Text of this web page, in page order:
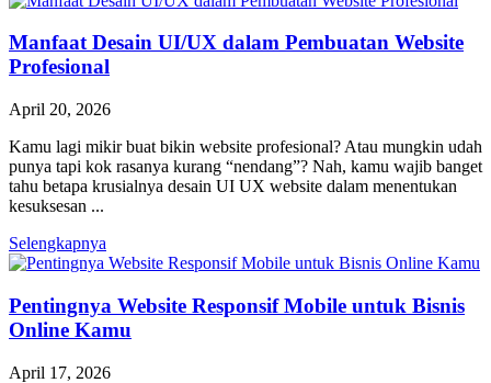
Manfaat Desain UI/UX dalam Pembuatan Website
Profesional
April 20, 2026
Kamu lagi mikir buat bikin website profesional? Atau mungkin udah
punya tapi kok rasanya kurang “nendang”? Nah, kamu wajib banget
tahu betapa krusialnya desain UI UX website dalam menentukan
kesuksesan ...
Selengkapnya
Pentingnya Website Responsif Mobile untuk Bisnis
Online Kamu
April 17, 2026